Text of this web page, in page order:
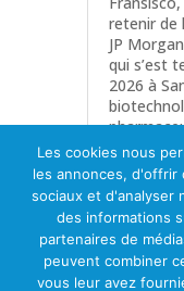
retenir de
JP
qui s’est
2026 à
lire plus
Page 1 sur
28
1 2
Les cookies nous
les annonces, d'offrir
sociaux et d'analyser
des informations
partenaires de
peuvent combiner
vous leur avez